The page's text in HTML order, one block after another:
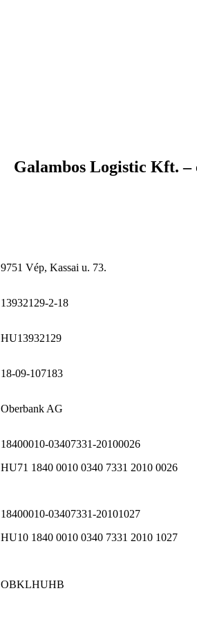
Galambos Logistic Kft. –
9751 Vép, Kassai u. 73.
13932129-2-18
HU13932129
18-09-107183
Oberbank AG
18400010-03407331-20100026
HU71 1840 0010 0340 7331 2010 0026
18400010-03407331-20101027
HU10 1840 0010 0340 7331 2010 1027
OBKLHUHB